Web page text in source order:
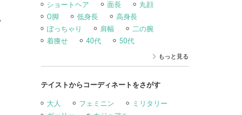
ショートヘア 面長
丸顔
O脚
低身長
高身長
ぼっちゃり
肩幅
二の腕
着痩せ
40代 50代
もっと見る
テイストからコーディネートをさがす
大人 フェミニン
ミリタリー